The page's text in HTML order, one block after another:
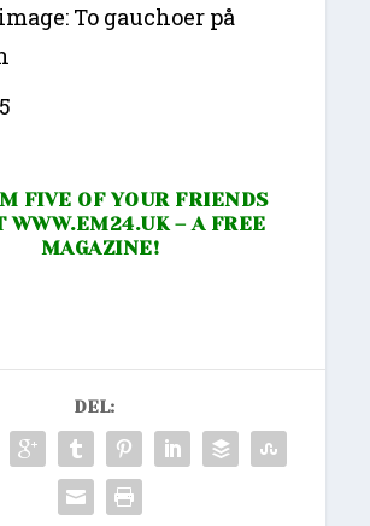
To gauchoer på
FIVE OF YOUR FRIENDS
WWW.EM24.UK – A FREE
MAGAZINE!
DEL: